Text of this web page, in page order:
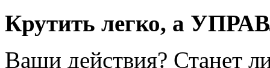
Крутить легко, а
Ваши действия? Станет